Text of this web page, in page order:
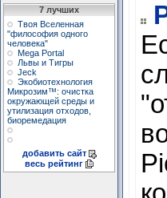
7 лучших
Твоя Вселенная
"философия одного
человека"
Mega Portal
Львы и Тигры
Jeck
Экобиотехнология
Микрозим™: очистка
окружающей среды и
утилизация отходов,
биоремедация
добавить сайт
весь рейтинг